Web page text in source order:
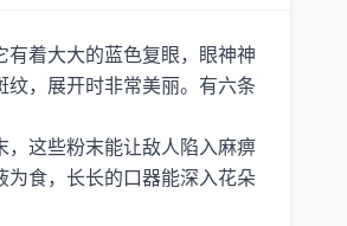
着大大的蓝色复眼，眼神神
，展开时非常美丽。有六条
这些粉末能让敌人陷入麻痹
食，长长的口器能深入花朵